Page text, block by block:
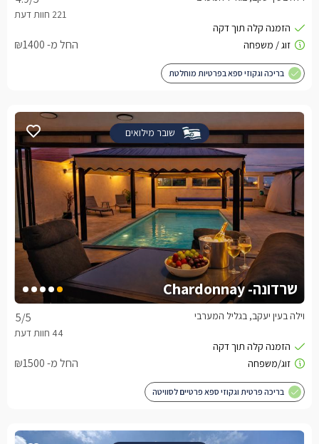
החל מ- ₪1400
בריכה וגקוזי ספא בפרטיות מוחלטת
שובר מילואים
שרדונה- Chardonnay
5/5 וילה בעין יעקב, בגליל המערבי
החל מ- ₪1500
בריכה פרטית וגקוזי ספא פרטיים לסוויטה